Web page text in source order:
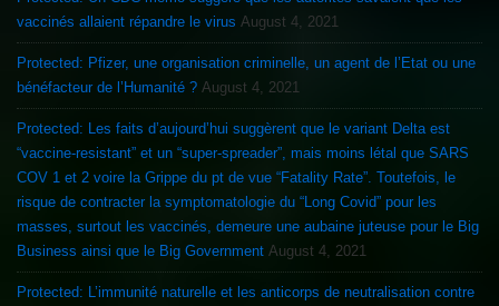
vaccinés allaient répandre le virus August 4, 2021
Protected: Pfizer, une organisation criminelle, un agent de l’Etat ou une
bénéfacteur de l’Humanité ? August 4, 2021
Protected: Les faits d’aujourd’hui suggèrent que le variant Delta est
“vaccine-resistant” et un “super-spreader”, mais moins létal que SARS
COV 1 et 2 voire la Grippe du pt de vue “Fatality Rate”. Toutefois, le
risque de contracter la symptomatologie du “Long Covid” pour les
masses, surtout les vaccinés, demeure une aubaine juteuse pour le Big
Business ainsi que le Big Government August 4, 2021
Protected: L’immunité naturelle et les anticorps de neutralisation contre